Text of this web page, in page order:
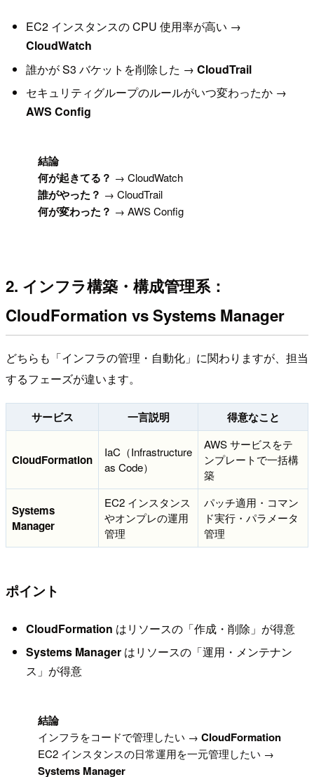
EC2 インスタンスの CPU 使用率が高い →
CloudWatch
誰かが S3 バケットを削除した → CloudTrail
セキュリティグループのルールがいつ変わったか →
AWS Config
結論
何が起きてる？ → CloudWatch
誰がやった？ → CloudTrail
何が変わった？ → AWS Config
2. インフラ構築・構成管理系：
CloudFormation vs Systems Manager
どちらも「インフラの管理・自動化」に関わりますが、担当
するフェーズが違います。
サービス 一言説明 得意なこと
CloudFormation
IaC（Infrastructure
as Code）
AWS サービスをテ
ンプレートで一括構
築
Systems
Manager
EC2 インスタンス
やオンプレの運用
管理
パッチ適用・コマン
ド実行・パラメータ
管理
ポイント
CloudFormation はリソースの「作成・削除」が得意
Systems Managerはリソースの「運用・メンテナン
ス」が得意
結論
インフラをコードで管理したい →CloudFormation
EC2 インスタンスの日常運用を一元管理したい →
Systems Manager